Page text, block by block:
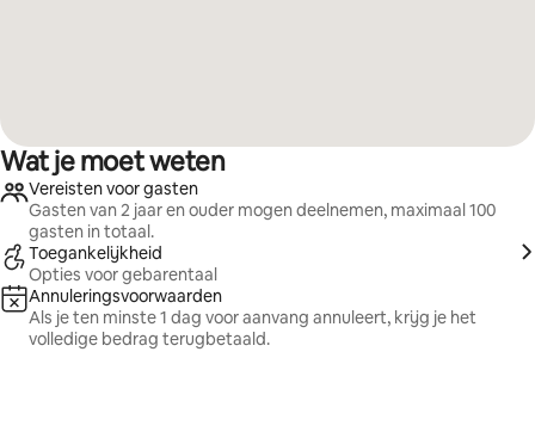
Wat je moet weten
Vereisten voor gasten
Gasten van 2 jaar en ouder mogen deelnemen, maximaal 100
gasten in totaal.
Toegankelijkheid
Opties voor gebarentaal
Annuleringsvoorwaarden
Als je ten minste 1 dag voor aanvang annuleert, krijg je het
volledige bedrag terugbetaald.